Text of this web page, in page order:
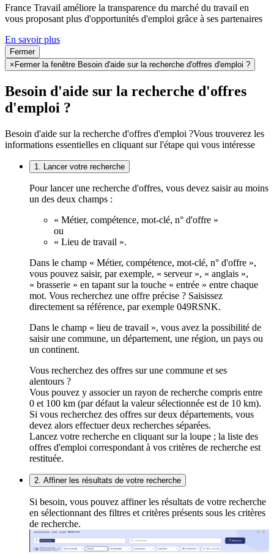
France Travail améliore la transparence du marché du travail en
vous proposant plus d'opportunités d'emploi grâce à ses partenaires
En savoir plus
Fermer
× Fermer la fenêtre Besoin d'aide sur la recherche d'offres d'emploi ?
Besoin d'aide sur la recherche d'offres
d'emploi ?
Besoin d'aide sur la recherche d'offres d'emploi ?Vous trouverez les
informations essentielles en cliquant sur l'étape qui vous intéresse
1. Lancer votre recherche
Pour lancer une recherche d'offres, vous devez saisir au moins
un des deux champs :
« Métier, compétence, mot-clé, n° d'offre »
ou
« Lieu de travail ».
Dans le champ « Métier, compétence, mot-clé, n° d'offre »,
vous pouvez saisir, par exemple, « serveur », « anglais »,
« brasserie » en tapant sur la touche « entrée » entre chaque
mot. Vous recherchez une offre précise ? Saisissez
directement sa référence, par exemple 049RSNK.
Dans le champ « lieu de travail », vous avez la possibilité de
saisir une commune, un département, une région, un pays ou
un continent.
Vous recherchez des offres sur une commune et ses
alentours ?
Vous pouvez y associer un rayon de recherche compris entre
0 et 100 km (par défaut la valeur sélectionnée est de 10 km).
Si vous recherchez des offres sur deux départements, vous
devez alors effectuer deux recherches séparées.
Lancez votre recherche en cliquant sur la loupe ; la liste des
offres d'emploi correspondant à vos critères de recherche est
restituée.
2. Affiner les résultats de votre recherche
Si besoin, vous pouvez affiner les résultats de votre recherche
en sélectionnant des filtres et critères présents sous les critères
de recherche.